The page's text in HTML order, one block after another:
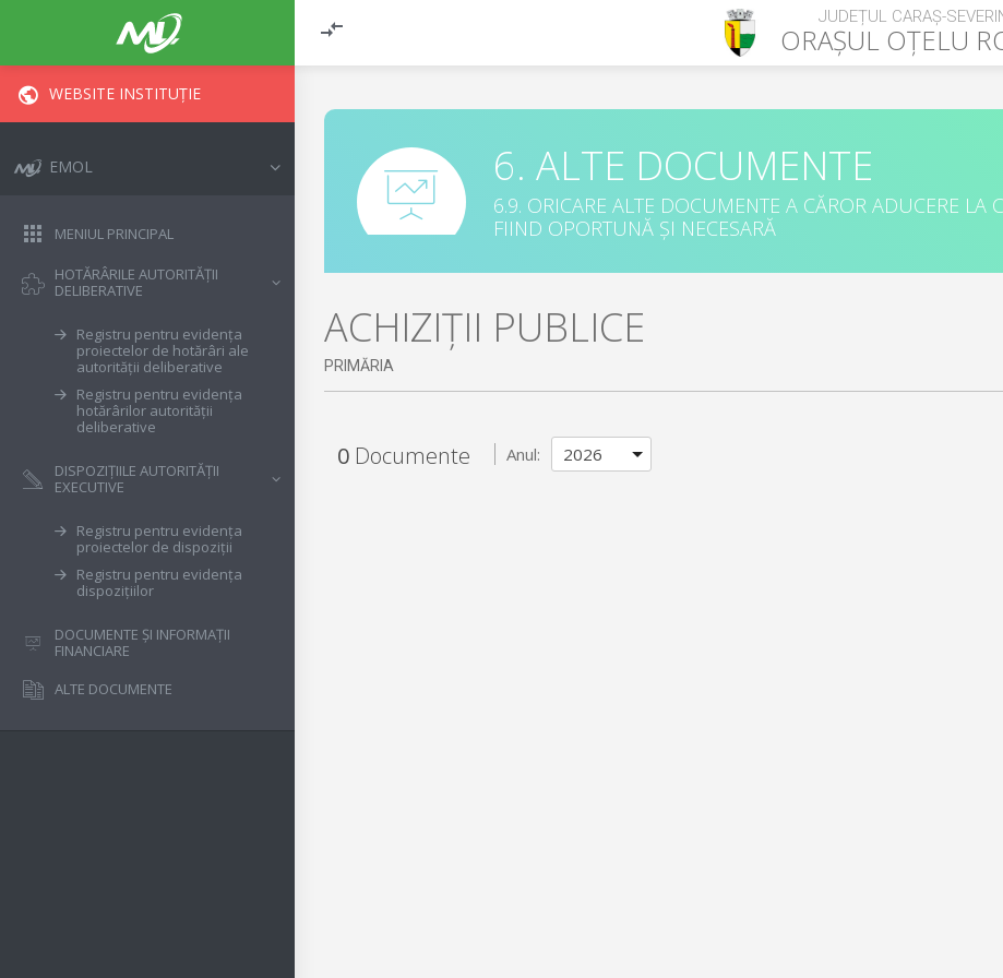
JUDEȚUL CARAȘ-
ORAȘUL OȚELU
WEBSITE INSTITUȚIE
EMOL
MENIUL PRINCIPAL
HOTĂRÂRILE AUTORITĂȚII
DELIBERATIVE
Registru pentru evidența
proiectelor de hotărâri ale
autorității deliberative
Registru pentru evidența
hotărârilor autorității
deliberative
DISPOZIȚIILE AUTORITĂȚII
EXECUTIVE
Registru pentru evidența
proiectelor de dispoziții
Registru pentru evidența
dispozițiilor
DOCUMENTE ȘI INFORMAȚII
FINANCIARE
ALTE DOCUMENTE
6. ALTE DOCUMENTE
6.9. ORICARE ALTE DOCUMENTE A CĂROR ADUCERE LA
FIIND OPORTUNĂ ȘI NECESARĂ
ACHIZIȚII PUBLICE
PRIMĂRIA
0 Documente Anul: